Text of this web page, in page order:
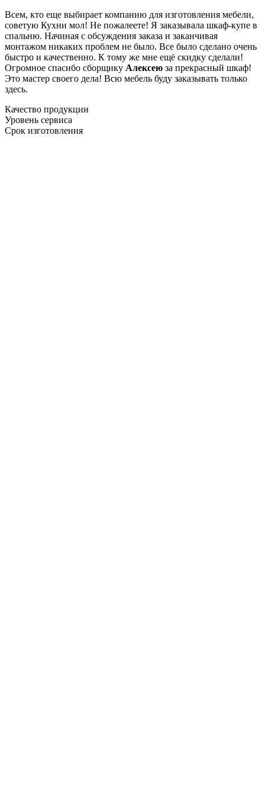
Всем, кто еще выбирает компанию для изготовления мебели,
советую Кухни мол! Не пожалеете! Я заказывала шкаф-купе в
спальню. Начиная с обсуждения заказа и заканчивая
монтажом никаких проблем не было. Все было сделано очень
быстро и качественно. К тому же мне ещё скидку сделали!
Огромное спасибо сборщику Алексею за прекрасный шкаф!
Это мастер своего дела! Всю мебель буду заказывать только
здесь.
Качество продукции
Уровень сервиса
Срок изготовления